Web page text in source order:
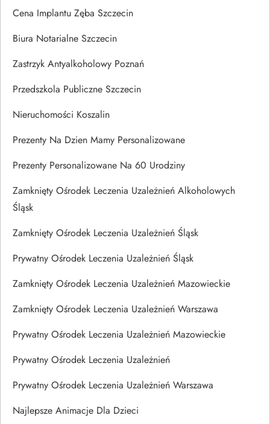
Cena Implantu Zęba Szczecin
Biura Notarialne Szczecin
Zastrzyk Antyalkoholowy Poznań
Przedszkola Publiczne Szczecin
Nieruchomości Koszalin
Prezenty Na Dzien Mamy Personalizowane
Prezenty Personalizowane Na 60 Urodziny
Zamknięty Ośrodek Leczenia Uzależnień Alkoholowych
Śląsk
Zamknięty Ośrodek Leczenia Uzależnień Śląsk
Prywatny Ośrodek Leczenia Uzależnień Śląsk
Zamknięty Ośrodek Leczenia Uzależnień Mazowieckie
Zamknięty Ośrodek Leczenia Uzależnień Warszawa
Prywatny Ośrodek Leczenia Uzależnień Mazowieckie
Prywatny Ośrodek Leczenia Uzależnień
Prywatny Ośrodek Leczenia Uzależnień Warszawa
Najlepsze Animacje Dla Dzieci